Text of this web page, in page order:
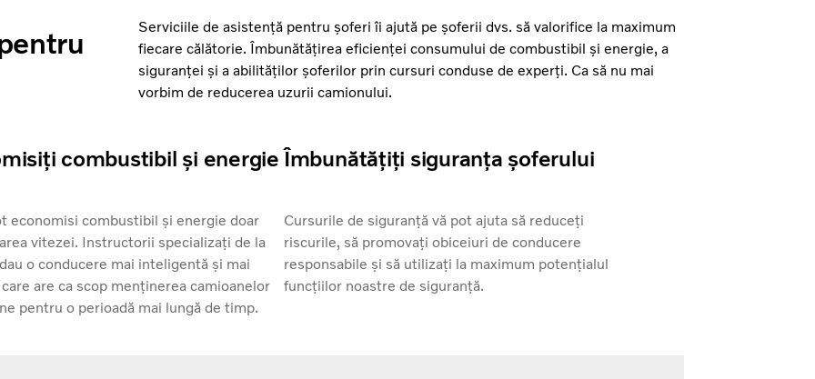
Serviciile de asistență pentru șoferi îi ajută pe șoferii dvs. să valorifice la maximum
fiecare călătorie. Îmbunătățirea eficienței consumului de combustibil și energie, a
siguranței și a abilităților șoferilor prin cursuri conduse de experți. Ca să nu mai
vorbim de reducerea uzurii camionului.
combustibil și energie
economisi combustibil și energie doar
vitezei. Instructorii specializați de la
o conducere mai inteligentă și mai
are ca scop menținerea camioanelor
pentru o perioadă mai lungă de timp.
Îmbunătățiți siguranța șoferului
Cursurile de siguranță vă pot ajuta să reduceți
riscurile, să promovați obiceiuri de conducere
responsabile și să utilizați la maximum potențialul
funcțiilor noastre de siguranță.